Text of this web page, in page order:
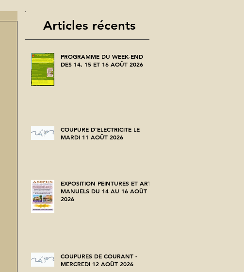
Articles récents
PROGRAMME DU WEEK-END
DES 14, 15 ET 16 AOÛT 2026
COUPURE D'ELECTRICITE LE
MARDI 11 AOÛT 2026
EXPOSITION PEINTURES ET ARTS
MANUELS DU 14 AU 16 AOÛT
2026
COUPURES DE COURANT -
MERCREDI 12 AOÛT 2026